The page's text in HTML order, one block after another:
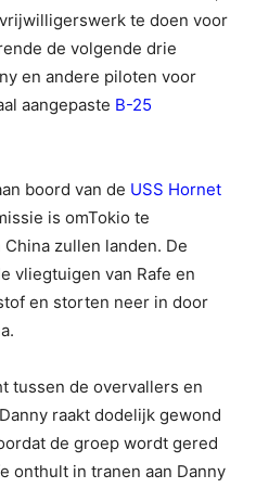
te doen voor
de volgende drie
en andere piloten voor
aangepaste B-25
boord van de USS Hornet
is omTokio te
zullen landen. De
vliegtuigen van Rafe en
en storten neer in door
tussen de overvallers en
raakt dodelijk gewond
de groep wordt gered
onthult in tranen aan Danny